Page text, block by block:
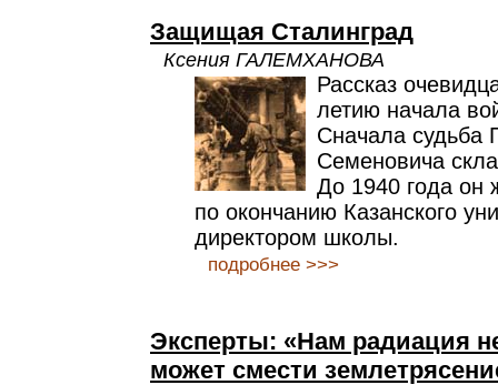
Защищая Сталинград
Ксения ГАЛЕМХАНОВА
Рассказ
летию начала
Сначала судьба
Семеновича
До 1940 года он
по окончанию Казанского
директором школы.
подробнее >>>
Эксперты: «Нам радиация
может смести